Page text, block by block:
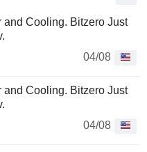
Cooling. Bitzero Just
04/08
Cooling. Bitzero Just
04/08